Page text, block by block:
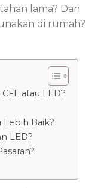
lama? Dan
di rumah?
atau LED?
Lebih Baik?
LED?